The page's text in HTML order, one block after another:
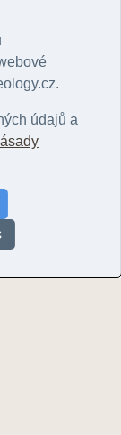
© Lehotský,
v okolí! U většiny
například
údajů a